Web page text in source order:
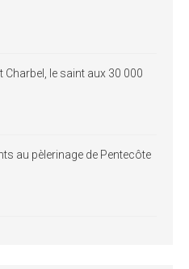
Charbel, le saint aux 30 000
au pèlerinage de Pentecôte